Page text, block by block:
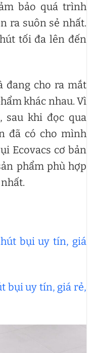
bảo quá trình
ra suôn sẻ nhất.
tối đa lên đến
đang cho ra mắt
khác nhau. Vì
sau khi đọc qua
đã có cho mình
Ecovacs cơ bản
phẩm phù hợp
bụi uy tín, giá
bụi uy tín, giá rẻ,